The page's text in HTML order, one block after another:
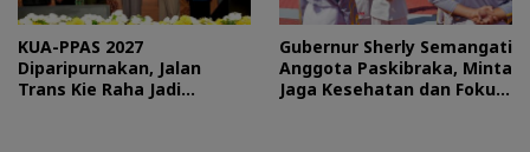
KUA-PPAS 2027
Diparipurnakan, Jalan
Trans Kie Raha Jadi
Gubernur Sherly Semangati
Anggota Paskibraka, Minta
Jaga Kesehatan dan Fokus